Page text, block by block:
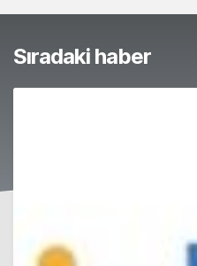
Sıradaki haber